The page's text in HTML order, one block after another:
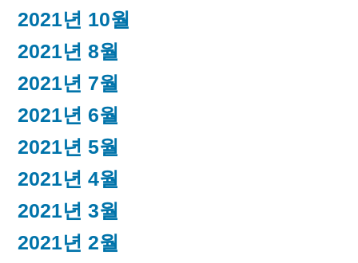
2021년 10월
2021년 8월
2021년 7월
2021년 6월
2021년 5월
2021년 4월
2021년 3월
2021년 2월